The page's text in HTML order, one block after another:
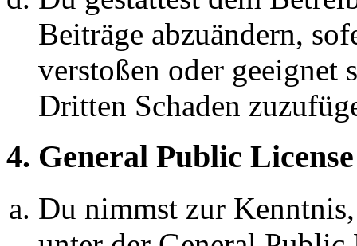
Beiträge abzuändern,
verstoßen oder geeignet
Dritten Schaden
4. General Public License
Du nimmst zur